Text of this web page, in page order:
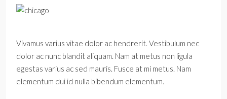
Vivamus varius vitae dolor ac hendrerit. Vestibulum nec
dolor ac nunc blandit aliquam. Nam at metus non ligula
egestas varius ac sed mauris. Fusce at mi metus. Nam
elementum dui id nulla bibendum elementum.